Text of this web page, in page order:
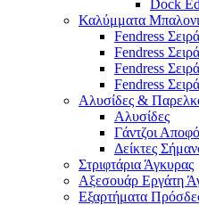
Dock
Καλύμματα
Fendress
Fendress
Fendress
Fendress
Αλυσίδες &
Αλυσίδες
Γάντζοι
Δείκτες
Στριφτάρια Άγκυρας
Αξεσουάρ Εργάτη
Εξαρτήματα